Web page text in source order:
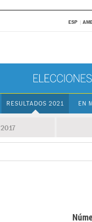
ESP
RESULTADOS 2021 EN
2017